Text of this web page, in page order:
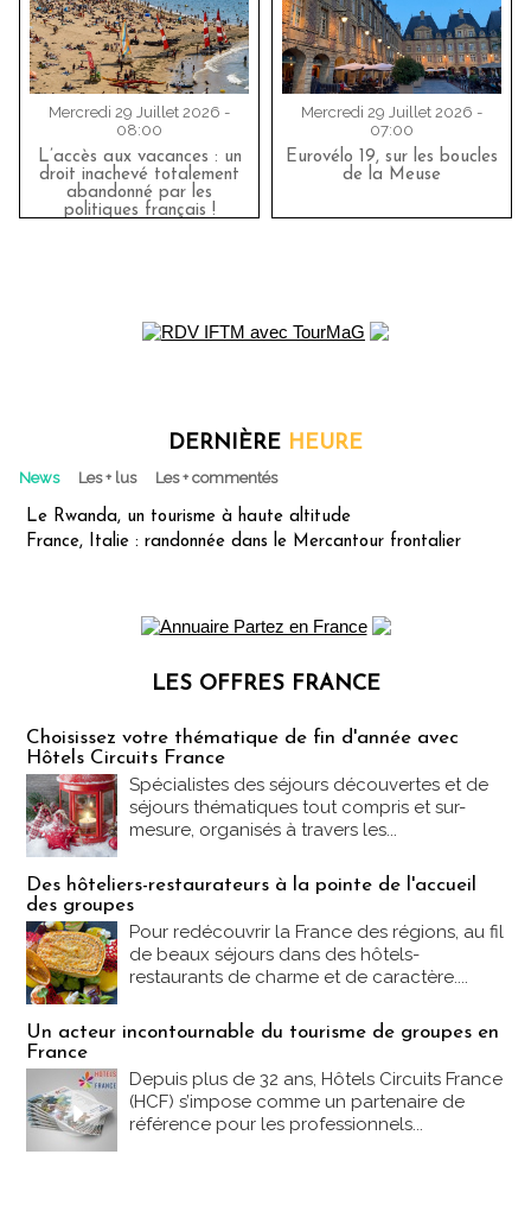
Mercredi 29 Juillet 2026 -
08:00
L’accès aux vacances : un
droit inachevé totalement
abandonné par les
politiques français !
Mercredi 29 Juillet 2026 -
07:00
Eurovélo 19, sur les boucles
de la Meuse
DERNIÈRE HEURE
News Les + lus Les + commentés
Le Rwanda, un tourisme à haute altitude
France, Italie : randonnée dans le Mercantour frontalier
LES OFFRES FRANCE
Choisissez votre thématique de fin d'année avec
Hôtels Circuits France
Spécialistes des séjours découvertes et de
séjours thématiques tout compris et sur-
mesure, organisés à travers les...
Des hôteliers-restaurateurs à la pointe de l'accueil
des groupes
Pour redécouvrir la France des régions, au fil
de beaux séjours dans des hôtels-
restaurants de charme et de caractère....
Un acteur incontournable du tourisme de groupes en
France
Depuis plus de 32 ans, Hôtels Circuits France
(HCF) s’impose comme un partenaire de
référence pour les professionnels...